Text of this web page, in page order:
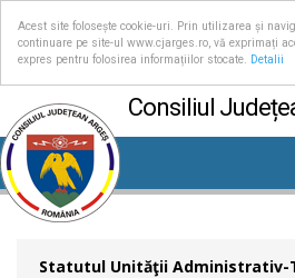
Acest site folosește cookie-uri. Prin utilizarea și
continuare pe site-ul www.cjarges.ro, vă exprimați
expres pentru folosirea informațiilor stocate.
Detalii
Consiliul
Statutul Unităţii Administrativ-